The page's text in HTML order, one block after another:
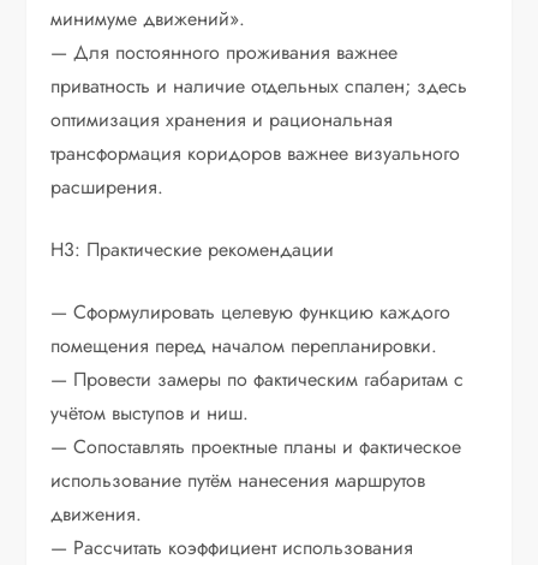
минимуме движений».
— Для постоянного проживания важнее
приватность и наличие отдельных спален; здесь
оптимизация хранения и рациональная
трансформация коридоров важнее визуального
расширения.
H3: Практические рекомендации
— Сформулировать целевую функцию каждого
помещения перед началом перепланировки.
— Провести замеры по фактическим габаритам с
учётом выступов и ниш.
— Сопоставлять проектные планы и фактическое
использование путём нанесения маршрутов
движения.
— Рассчитать коэффициент использования